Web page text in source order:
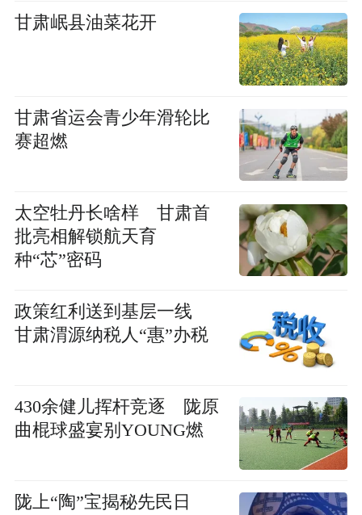
甘肃岷县油菜花开
甘肃省运会青少年滑轮比
赛超燃
太空牡丹长啥样 甘肃首
批亮相解锁航天育
种“芯”密码
政策红利送到基层一线
甘肃渭源纳税人“惠”办税
430余健儿挥杆竞逐 陇原
曲棍球盛宴别YOUNG燃
陇上“陶”宝揭秘先民日